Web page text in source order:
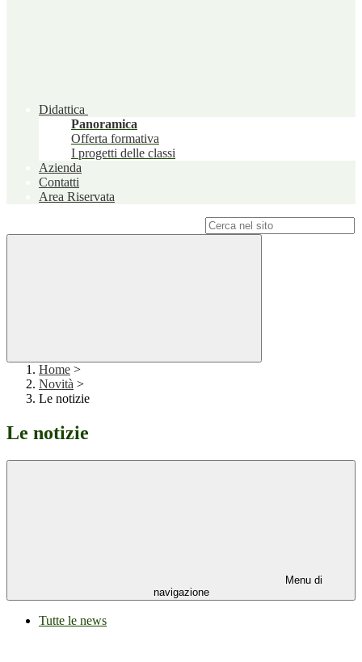
Didattica
Panoramica
Offerta formativa
I progetti delle classi
Azienda
Contatti
Area Riservata
Home >
Novità >
Le notizie
Le notizie
Menu di
navigazione
Tutte le news